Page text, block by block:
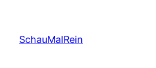
content
SchauMalRein